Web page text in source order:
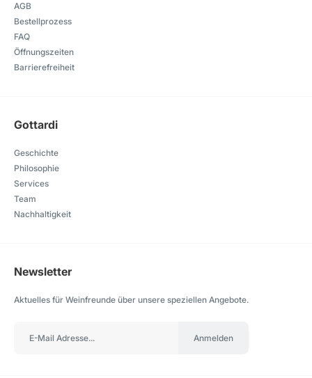
AGB
Bestellprozess
FAQ
Öffnungszeiten
Barrierefreiheit
Gottardi
Geschichte
Philosophie
Services
Team
Nachhaltigkeit
Newsletter
Aktuelles für Weinfreunde über unsere speziellen Angebote.
Anmelden